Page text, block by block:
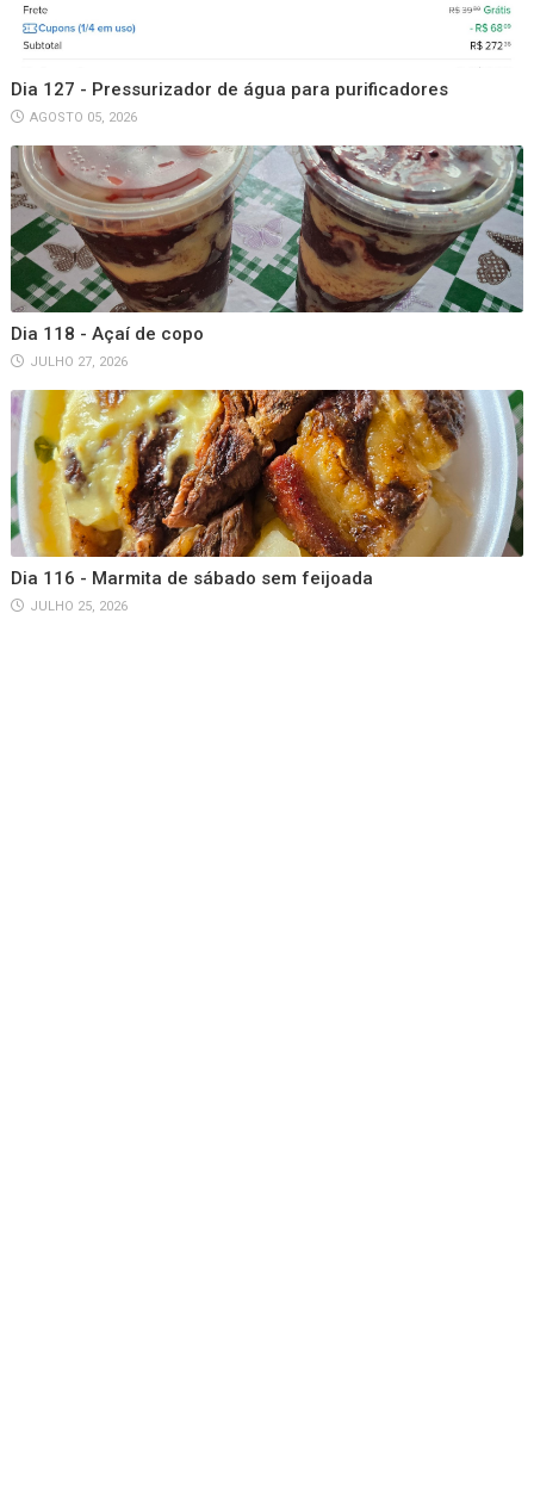
Dia 127 - Pressurizador de água para purificadores
AGOSTO 05, 2026
Dia 118 - Açaí de copo
JULHO 27, 2026
Dia 116 - Marmita de sábado sem feijoada
JULHO 25, 2026